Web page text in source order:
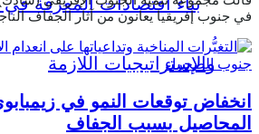
في جنوب إفريقيا يعانون من آثار الجفاف
انخفاض توقعات النمو في
المحاصيل بسبب الجفاف